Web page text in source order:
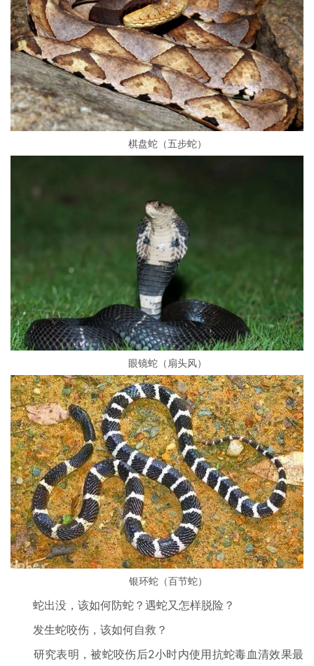
棋盘蛇（五步蛇）
眼镜蛇（扇头风）
银环蛇（百节蛇）
蛇出没，该如何防蛇？遇蛇又怎样脱险？
发生蛇咬伤，该如何自救？
研究表明，被蛇咬伤后2小时内使用抗蛇毒血清效果最